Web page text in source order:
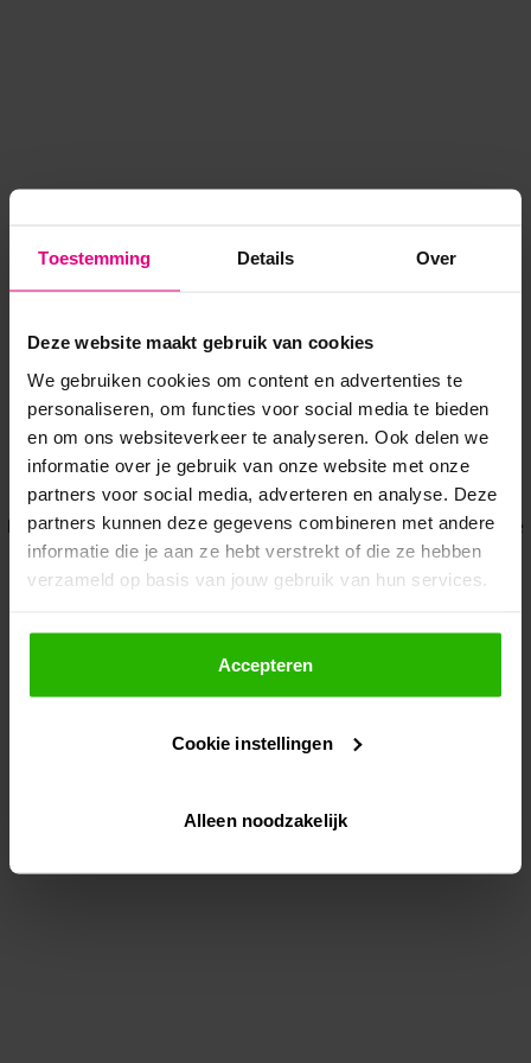
Toestemming Details Over
Deze website maakt gebruik van cookies
We gebruiken cookies om content en advertenties te
personaliseren, om functies voor social media te bieden
en om ons websiteverkeer te analyseren. Ook delen we
informatie over je gebruik van onze website met onze
partners voor social media, adverteren en analyse. Deze
partners kunnen deze gegevens combineren met andere
informatie die je aan ze hebt verstrekt of die ze hebben
verzameld op basis van jouw gebruik van hun services.
Als je op "Accepteer" klikt, dan geef je Voordeeluitjes.nl
toestemming om cookies voor social media en
gepersonaliseerde advertenties te plaatsen.
Lees hier meer over in onsprivacybeleid
Via "Cookie instellingen" kun je ook zelf instellen welke
Accepteren
Cookie instellingen
Alleen noodzakelijk
Application error: a client-side exception has occurred while
loadingwww.voordeeluitjes.nl (see the browser console for more
information).